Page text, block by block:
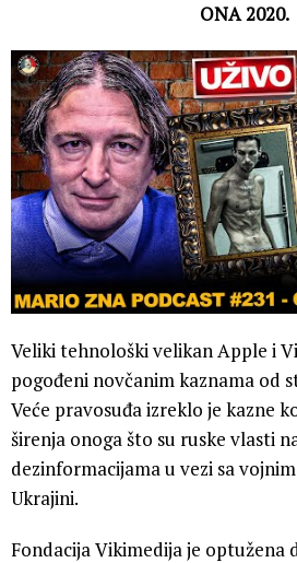
ONA 2020.
Veliki tehnološki velikan Apple i
pogođeni novčanim kaznama od
Veće pravosuđa izreklo je kazne
širenja onoga što su ruske vlasti
dezinformacijama u vezi sa
Ukrajini.
Fondacija Vikimedija je optužena